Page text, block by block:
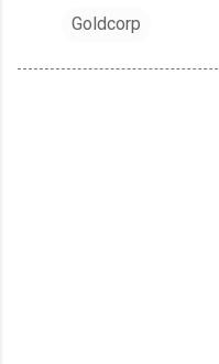
Goldcorp